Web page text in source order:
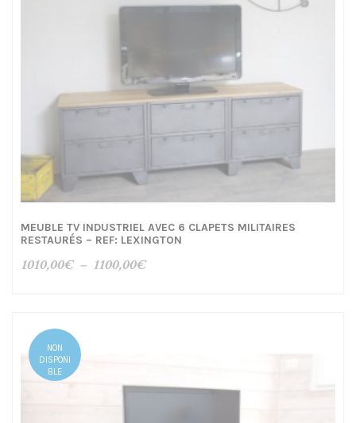
MEUBLE TV INDUSTRIEL AVEC 6 CLAPETS MILITAIRES
RESTAURÉS – REF: LEXINGTON
1010,00€ – 1100,00€Plage
NON
DISPONI
BLE